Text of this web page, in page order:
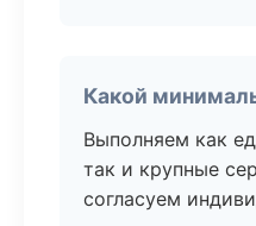
Какой
Выполняем как
так и крупные
согласуем